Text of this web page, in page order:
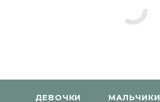
ДЕВОЧКИ МАЛЬЧИКИ